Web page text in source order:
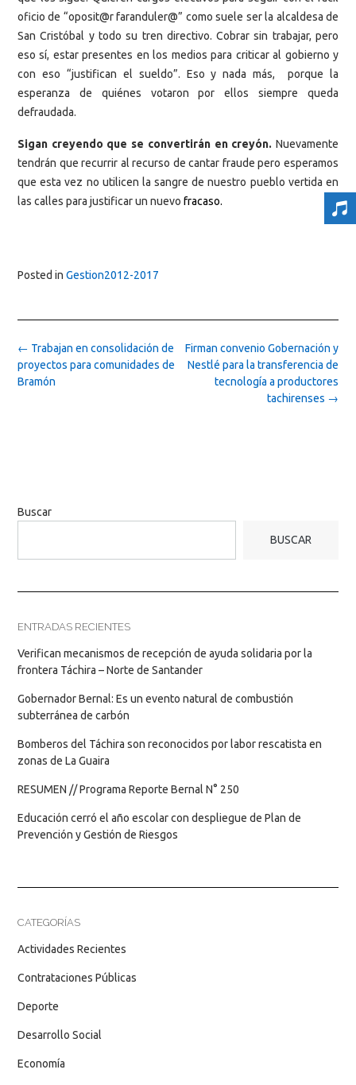
oficio de “oposit@r faranduler@” como suele ser la alcaldesa de
San Cristóbal y todo su tren directivo. Cobrar sin trabajar, pero
eso sí, estar presentes en los medios para criticar al gobierno y
con eso “justifican el sueldo”. Eso y nada más, porque la
esperanza de quiénes votaron por ellos siempre queda
defraudada.
Sigan creyendo que se convertirán en creyón. Nuevamente
tendrán que recurrir al recurso de cantar fraude pero esperamos
que esta vez no utilicen la sangre de nuestro pueblo vertida en
las calles para justificar un nuevo fracaso.
Posted in Gestion2012-2017
Post
navigation
Firman convenio Gobernación y
Nestlé para la transferencia de
tecnología a productores
tachirenses →
← Trabajan en consolidación de
proyectos para comunidades de
Bramón
Buscar
BUSCAR
ENTRADAS RECIENTES
Verifican mecanismos de recepción de ayuda solidaria por la
frontera Táchira – Norte de Santander
Gobernador Bernal: Es un evento natural de combustión
subterránea de carbón
Bomberos del Táchira son reconocidos por labor rescatista en
zonas de La Guaira
RESUMEN // Programa Reporte Bernal N° 250
Educación cerró el año escolar con despliegue de Plan de
Prevención y Gestión de Riesgos
CATEGORÍAS
Actividades Recientes
Contrataciones Públicas
Deporte
Desarrollo Social
Economía